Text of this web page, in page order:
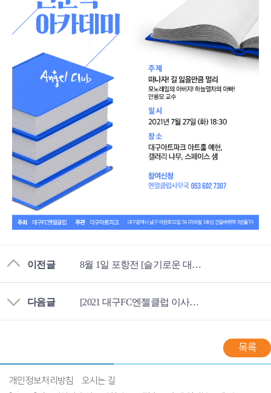
이전글 8월 1일 포항전 [슬기로운 대구FC엔젤생활]
다음글 [2021 대구FC엔젤클럽 이사회 및 임시총회]
목록
개인정보처리방침 오시는 길